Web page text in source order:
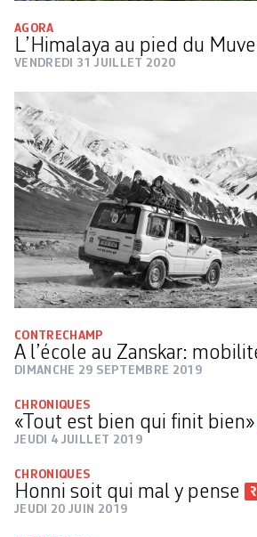
AGORA
L’Himalaya au pied du
VENDREDI 31 JUILLET 2020
CONTRECHAMP
A l’école au Zanskar:
DIMANCHE 29 SEPTEMBRE 2019
CHRONIQUES
«Tout est bien qui finit bien»
JEUDI 4 JUILLET 2019
CHRONIQUES
Honni soit qui mal y pense
JEUDI 20 JUIN 2019